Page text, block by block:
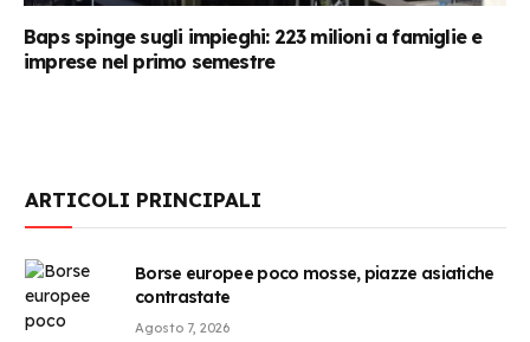
Baps spinge sugli impieghi: 223 milioni a famiglie e
imprese nel primo semestre
ARTICOLI PRINCIPALI
Borse europee poco mosse, piazze asiatiche
contrastate
Agosto 7, 2026